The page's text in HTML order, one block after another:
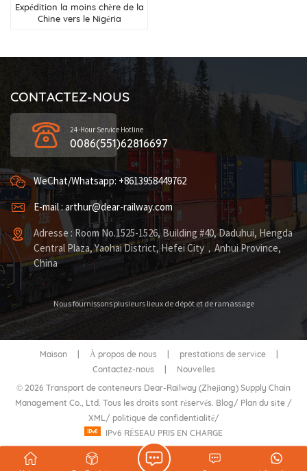
Expédition la moins chère de la
Chine vers le Nigéria
CONTACTEZ-NOUS
24-Hour Service Hotline
0086(551)62816697
WeChat/Whatsapp: +8613958449762
E-mail : arthur@dear-railway.com
Adresse : Room No.1525-1526, Building #40, Daduhui, Hengda
Central Plaza, Yaohai District, Hefei City，Anhui Province,
China
Nous fournissons plusieurs lieux de dépôt et de ramassage
Maison À propos de nous prestations de service
Contactez-nous
Nouvelles
© 2026 Transport de conteneurs Dear-Railway (Zhejiang) Supply Chain
Management Co., Ltd. Tous les droits sont réservés. Blog/ Plan du site /
XML/ politique de confidentialité/
IPv6 RÉSEAU PRIS EN CHARGE